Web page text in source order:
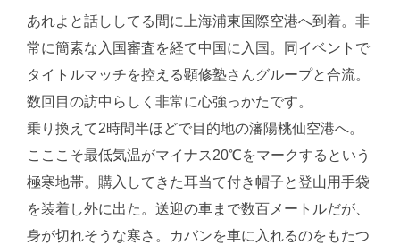
あれよと話ししてる間に上海浦東国際空港へ到着。非
常に簡素な入国審査を経て中国に入国。同イベントで
タイトルマッチを控える顕修塾さんグループと合流。
数回目の訪中らしく非常に心強っかたです。
乗り換えて2時間半ほどで目的地の瀋陽桃仙空港へ。
こここそ最低気温がマイナス20℃をマークするという
極寒地帯。購入してきた耳当て付き帽子と登山用手袋
を装着し外に出た。送迎の車まで数百メートルだが、
身が切れそうな寒さ。カバンを車に入れるのをもたつ